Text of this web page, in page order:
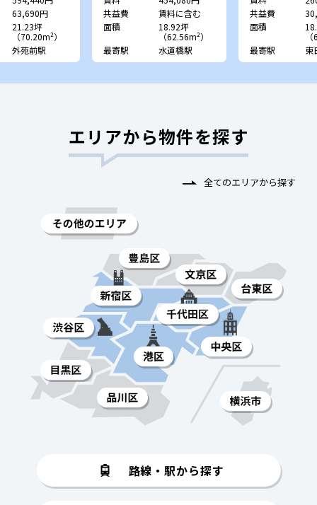
63,690円
21.23坪
（70.20m²）
外苑前駅
共益費
賃料に含む
面積
18.92坪
（62.56m²）
最寄駅
水道橋駅
共益費
面積
最寄駅
東
エリアから物件を探す
全てのエリアから探す
路線・駅から探す